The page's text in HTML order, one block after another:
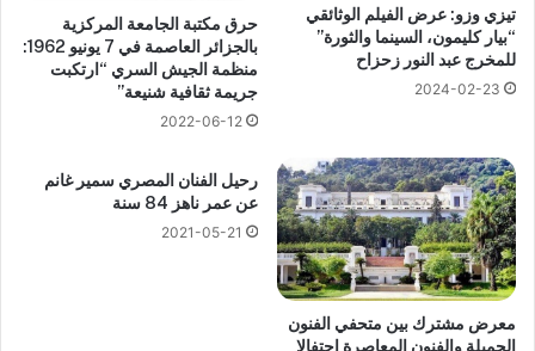
تيزي وزو: عرض الفيلم الوثائقي
“بيار كليمون، السينما والثورة”
للمخرج عبد النور زحزاح
2024-02-23
حرق مكتبة الجامعة المركزية
بالجزائر العاصمة في 7 يونيو 1962:
منظمة الجيش السري “ارتكبت
جريمة ثقافية شنيعة”
2022-06-12
معرض مشترك بين متحفي الفنون
الجميلة والفنون المعاصرة احتفالا
رحيل الفنان المصري سمير غانم
عن عمر ناهز 84 سنة
2021-05-21